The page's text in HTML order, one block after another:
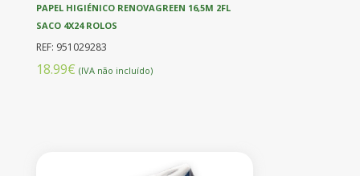
PAPEL HIGIÉNICO RENOVAGREEN 16,5M 2FL
SACO 4X24 ROLOS
REF: 951029283
18.99€ (IVA não incluído)